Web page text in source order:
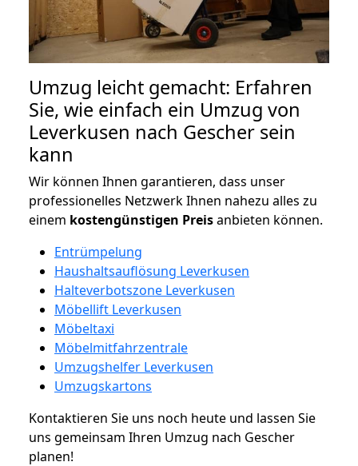
Umzug leicht gemacht: Erfahren
Sie, wie einfach ein Umzug von
Leverkusen nach Gescher sein
kann
Wir können Ihnen garantieren, dass unser
professionelles Netzwerk Ihnen nahezu alles zu
einem kostengünstigen Preisanbieten können.
Entrümpelung
Haushaltsauflösung Leverkusen
Halteverbotszone Leverkusen
Möbellift Leverkusen
Möbeltaxi
Möbelmitfahrzentrale
Umzugshelfer Leverkusen
Umzugskartons
Kontaktieren Sie uns noch heute und lassen Sie
uns gemeinsam Ihren Umzug nach Gescher
planen!